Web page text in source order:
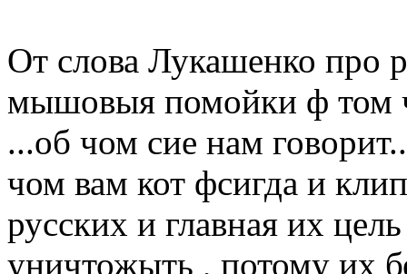
От слова Лукашенко про
мышовыя помойки ф том
...об чом сие нам
чом вам кот фсигда и
русских и главная их
уничтожыть , потому их